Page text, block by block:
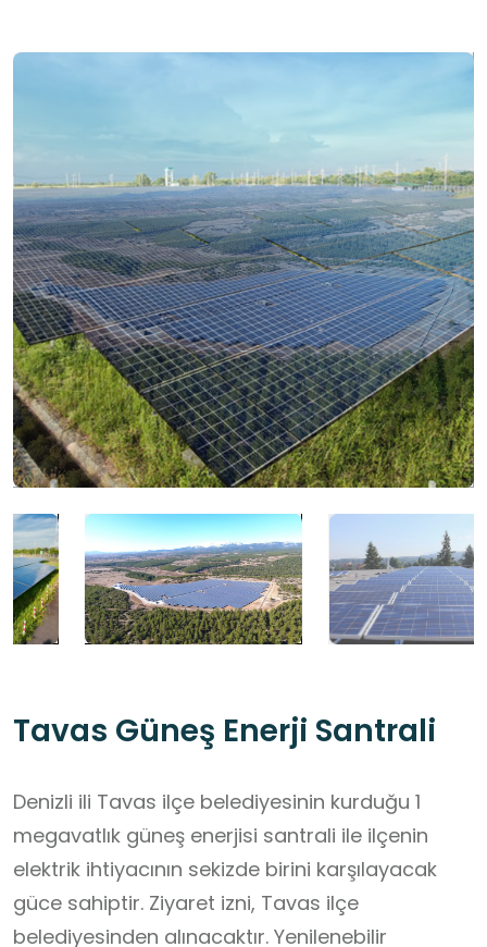
Tavas Güneş Enerji Santrali
Denizli ili Tavas ilçe belediyesinin kurduğu 1
megavatlık güneş enerjisi santrali ile ilçenin
elektrik ihtiyacının sekizde birini karşılayacak
güce sahiptir. Ziyaret izni, Tavas ilçe
belediyesinden alınacaktır. Yenilenebilir